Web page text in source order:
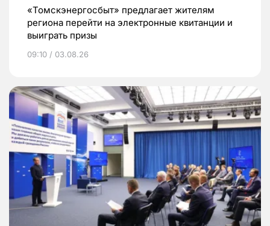
«Томскэнергосбыт» предлагает жителям
региона перейти на электронные квитанции и
выиграть призы
09:10 / 03.08.26